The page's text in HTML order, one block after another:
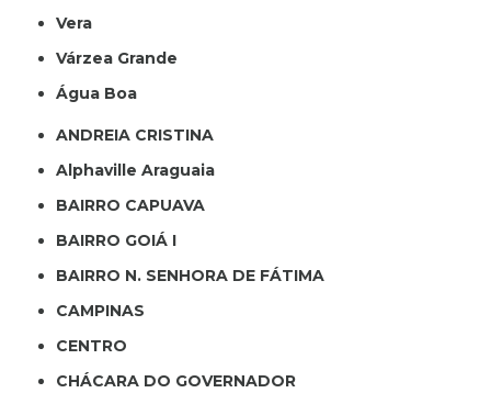
Vera
Várzea Grande
Água Boa
ANDREIA CRISTINA
Alphaville Araguaia
BAIRRO CAPUAVA
BAIRRO GOIÁ I
BAIRRO N. SENHORA DE FÁTIMA
CAMPINAS
CENTRO
CHÁCARA DO GOVERNADOR